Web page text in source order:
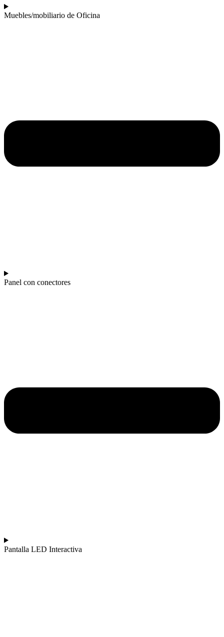
Muebles/mobiliario de Oficina
Panel con conectores
Pantalla LED Interactiva